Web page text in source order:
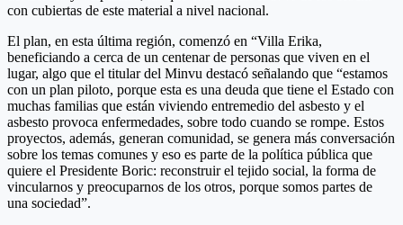
con cubiertas de este material a nivel nacional.
El plan, en esta última región, comenzó en “Villa Erika,
beneficiando a cerca de un centenar de personas que viven en el
lugar, algo que el titular del Minvu destacó señalando que “estamos
con un plan piloto, porque esta es una deuda que tiene el Estado con
muchas familias que están viviendo entremedio del asbesto y el
asbesto provoca enfermedades, sobre todo cuando se rompe. Estos
proyectos, además, generan comunidad, se genera más conversación
sobre los temas comunes y eso es parte de la política pública que
quiere el Presidente Boric: reconstruir el tejido social, la forma de
vincularnos y preocuparnos de los otros, porque somos partes de
una sociedad”.